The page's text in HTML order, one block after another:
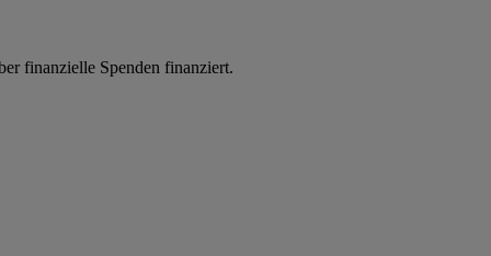
finanzielle Spenden finanziert.